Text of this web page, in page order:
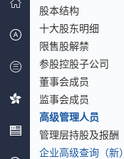
股本结构
十大股东明细
限售股解禁
参股控股子公司
董事会成员
监事会成员
高级管理人员
管理层持股及报酬
企业高级查询（新）